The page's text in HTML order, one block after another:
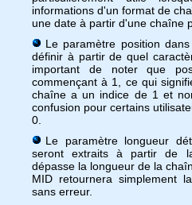
informations d'un format de
une date à partir d'une chaîne
Le paramètre position
définir à partir de quel
important de noter que
commençant à 1, ce qui
chaîne a un indice de 1 et
confusion pour certains
0.
Le paramètre longueur
seront extraits à partir de
dépasse la longueur de la
MID retournera simplement
sans erreur.